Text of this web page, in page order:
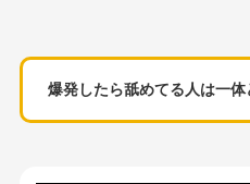
爆発したら舐めてる人は一